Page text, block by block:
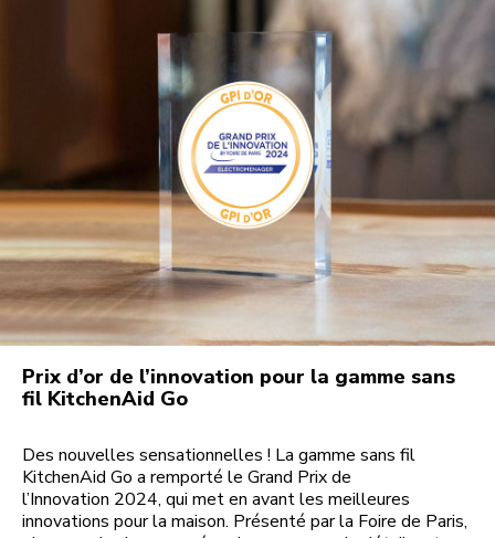
Prix d’or de l’innovation pour la gamme sans
fil KitchenAid Go
Des nouvelles sensationnelles ! La gamme sans fil
KitchenAid Go a remporté le Grand Prix de
l’Innovation 2024, qui met en avant les meilleures
innovations pour la maison. Présenté par la Foire de Paris,